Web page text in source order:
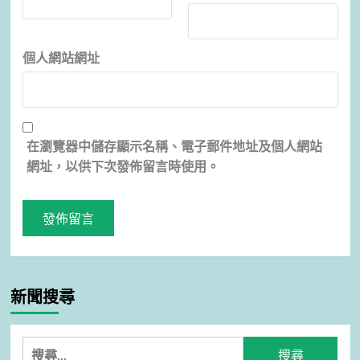
個人網站網址
在瀏覽器中儲存顯示名稱、電子郵件地址及個人網站
網址，以供下次發佈留言時使用。
新聞搜尋
搜